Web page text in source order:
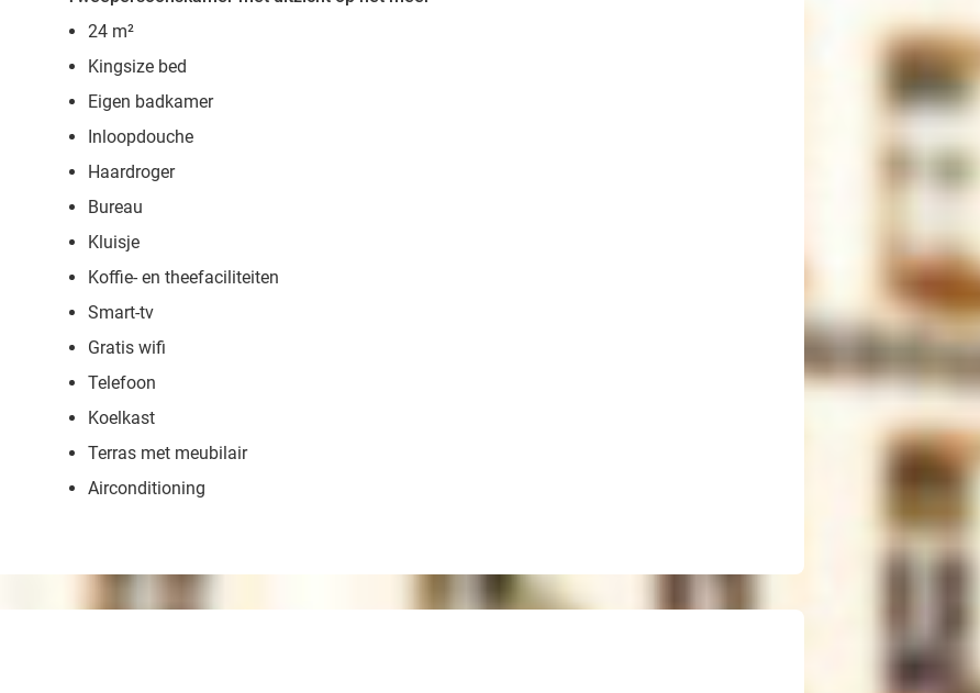
24 m²
Kingsize bed
Eigen badkamer
Inloopdouche
Haardroger
Bureau
Kluisje
Koffie- en theefaciliteiten
Smart-tv
Gratis wifi
Telefoon
Koelkast
Terras met meubilair
Airconditioning